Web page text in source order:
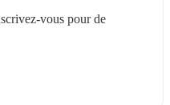
vous pour de